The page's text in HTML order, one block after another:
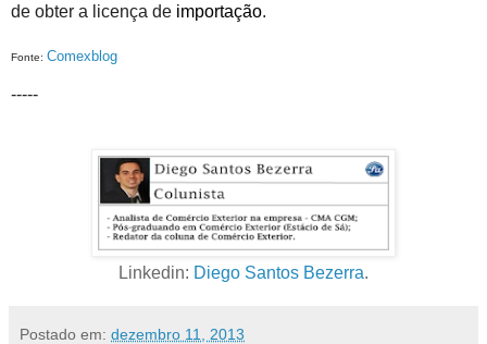
de obter a licença de importação.
Fonte: Comexblog
-----
Linkedin: Diego Santos Bezerra.
Postado em: dezembro 11, 2013